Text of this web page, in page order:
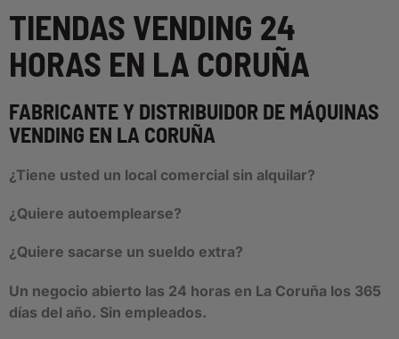
TIENDAS VENDING 24
HORAS EN LA CORUÑA
FABRICANTE Y DISTRIBUIDOR DE MÁQUINAS
VENDING EN LA CORUÑA
¿Tiene usted un local comercial sin alquilar?
¿Quiere autoemplearse?
¿Quiere sacarse un sueldo extra?
Un negocio abierto las 24 horas en La Coruña los 365
días del año. Sin empleados.